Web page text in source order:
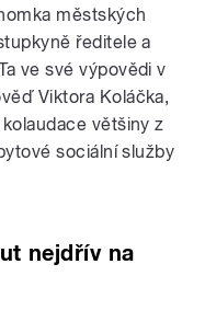
městských
ředitele a
ve své výpovědi v
Viktora Koláčka,
většiny z
sociální služby
nejdřív na